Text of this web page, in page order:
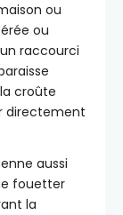
ou
ou
raccourci
croûte
directement
aussi
fouetter
la